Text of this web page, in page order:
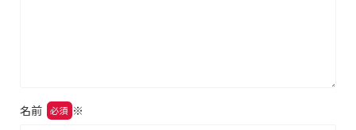
名前 ※